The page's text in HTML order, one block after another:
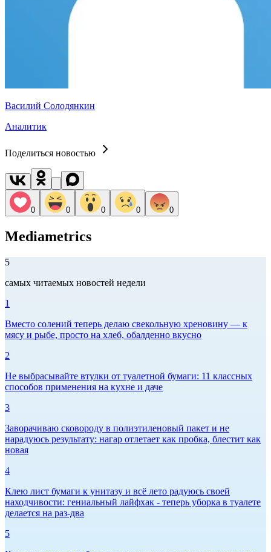
Василий Солодянкин
Аналитик
Поделиться новостью
0 0 0 0 0
Mediametrics
5
самых читаемых новостей недели
1
Вместо солений теперь делаю свекольную хреновину — к
мясу и рыбе, просто на хлеб, обалденно вкусно
2
Не выбрасывайте втулки от туалетной бумаги: 11 классных
способов применения на кухне и даче
3
Заворачиваю сковороду в полиэтиленовый пакет и не
нарадуюсь результату: нагар отлетает как пробка, блестит как
новая
4
Клею лист бумаги к унитазу и всё лето радуюсь своей
находчивости: гениальный лайфхак - теперь уборка в туалете
делается на раз-два
5